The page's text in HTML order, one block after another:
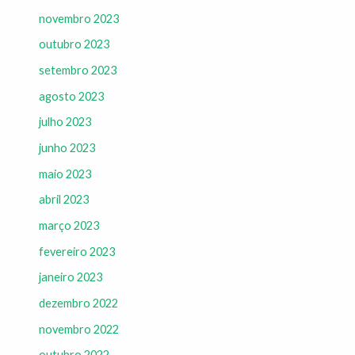
novembro 2023
outubro 2023
setembro 2023
agosto 2023
julho 2023
junho 2023
maio 2023
abril 2023
março 2023
fevereiro 2023
janeiro 2023
dezembro 2022
novembro 2022